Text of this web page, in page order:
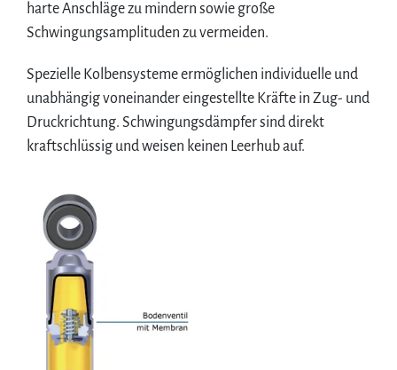
harte Anschläge zu mindern sowie große
Schwingungsamplituden zu vermeiden.
Spezielle Kolbensysteme ermöglichen individuelle und
unabhängig voneinander eingestellte Kräfte in Zug- und
Druckrichtung. Schwingungsdämpfer sind direkt
kraftschlüssig und weisen keinen Leerhub auf.